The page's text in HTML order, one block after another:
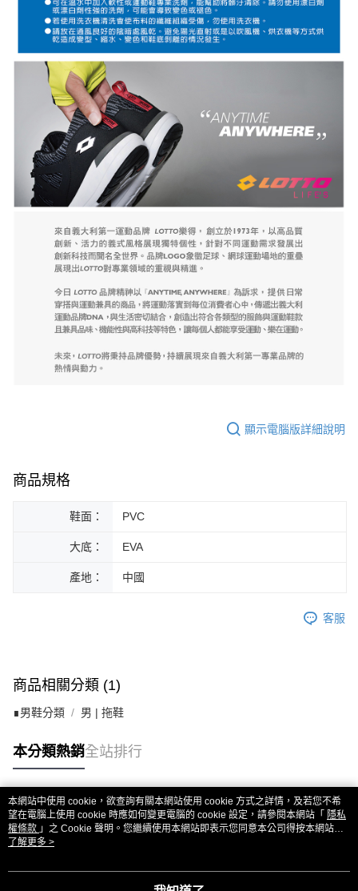
顯示電腦版詳細說明
商品規格
鞋面： PVC
大底： EVA
產地： 中國
客服
商品相關分類 (1)
∎男鞋分類 男 | 拖鞋
本分類熱銷全站排行
熱門標籤
本網站中使用 cookie，欲查詢有關本網站使用 cookie 方式之詳情，及若您不希
望在電腦上使用 cookie 時應如何變更電腦的 cookie 設定，請參閱本網站「 隱私
權條款 」之 Cookie 聲明。您繼續使用本網站即表示您同意本公司得按本網站使
用條款之 Cookie 聲明使用 cookie。
了解更多 >